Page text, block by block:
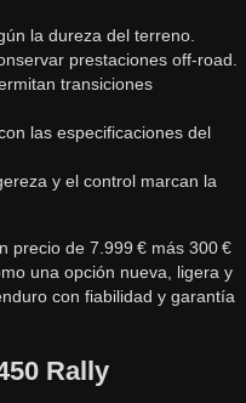
la dureza del terreno.
prestaciones off‑road.
transiciones
las especificaciones del
y el control marcan la
precio de 7.999 € más 300 €
una opción nueva, ligera y
con fiabilidad y garantía
Rally